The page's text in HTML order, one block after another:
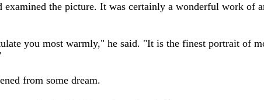
examined the picture. It was certainly a wonderful work of
you most warmly," he said. "It is the finest portrait of
from some dream.